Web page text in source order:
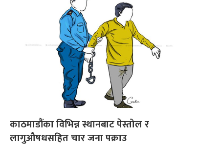
काठमाडौंका विभिन्न स्थानबाट पेस्तोल र
लागुऔषधसहित चार जना पक्राउ